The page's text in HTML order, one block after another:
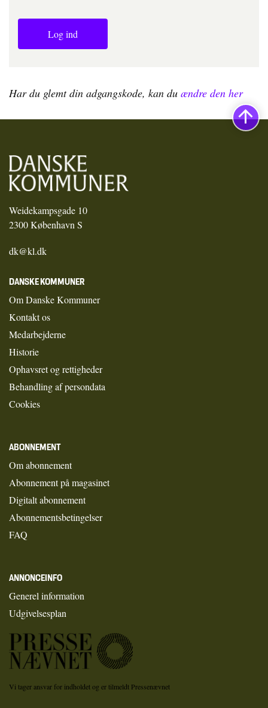
Log ind
Har du glemt din adgangskode, kan du ændre den her
Weidekampsgade 10
2300 København S
dk@kl.dk
DANSKE KOMMUNER
Om Danske Kommuner
Kontakt os
Medarbejderne
Historie
Ophavsret og rettigheder
Behandling af persondata
Cookies
ABONNEMENT
Om abonnement
Abonnement på magasinet
Digitalt abonnement
Abonnementsbetingelser
FAQ
ANNONCEINFO
Generel information
Udgivelsesplan
Vi tager ansvar for indholdet og er tilmeldt Pressenævnet